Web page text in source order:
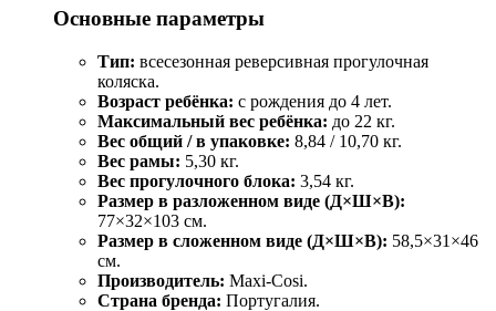
Основные параметры
Тип: всесезонная реверсивная прогулочная
коляска.
Возраст ребёнка: с рождения до 4 лет.
Максимальный вес ребёнка: до 22 кг.
Вес общий / в упаковке: 8,84 / 10,70 кг.
Вес рамы: 5,30 кг.
Вес прогулочного блока: 3,54 кг.
Размер в разложенном виде (Д×Ш×В):
77×32×103 см.
Размер в сложенном виде (Д×Ш×В): 58,5×31×46
см.
Производитель: Maxi-Cosi.
Страна бренда: Португалия.